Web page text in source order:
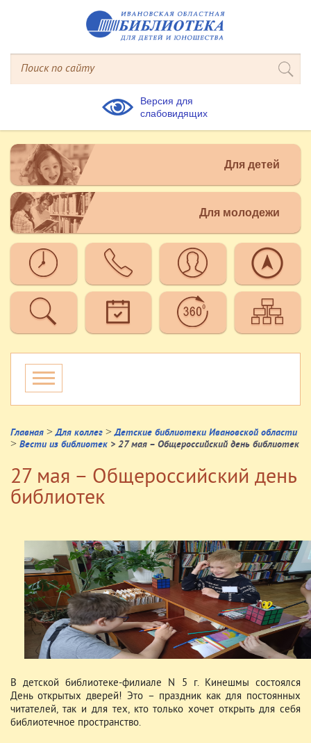
Версия для
слабовидящих
Для детей
Для молодежи
Главная >Для коллег >Детские библиотеки Ивановской области
> Вести из библиотек > 27 мая – Общероссийский день библиотек
27 мая – Общероссийский день
библиотек
В детской библиотеке-филиале N 5 г. Кинешмы состоялся
День открытых дверей! Это – праздник как для постоянных
читателей, так и для тех, кто только хочет открыть для себя
библиотечное пространство.